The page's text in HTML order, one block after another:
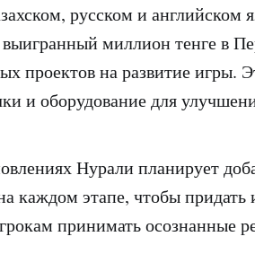
русском и английском
миллион тенге в
проектов на развитие игры.
и оборудование для
Нурали планирует
каждом этапе, чтобы придать
принимать осознанные